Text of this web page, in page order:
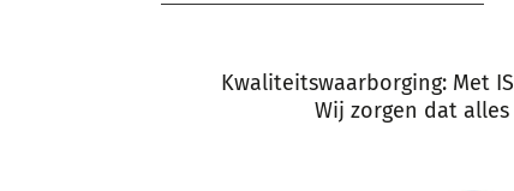
Kwaliteitswaarborging: Met
Wij zorgen dat